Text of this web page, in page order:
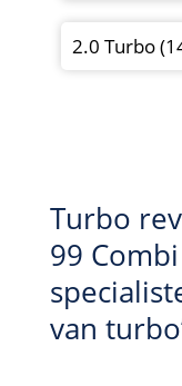
2.0 Turbo
Turbo
99
van